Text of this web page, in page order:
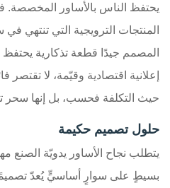
يحتفظ الناس بالأساور
المنتجات الترويجية التي تنتهي
المصمم جيدًا قطعة تذكارية يحتفظ
إعلانية اقتصادية وقيّمة، لا تقتصر
حيث التكلفة فحسب، بل إنها سحر
حلول تصميم حكيمة
يتطلب نجاح الأساور يدويّة الصنع
بسيطٍ على سوارٍ أساسيٍّ يُعدّ